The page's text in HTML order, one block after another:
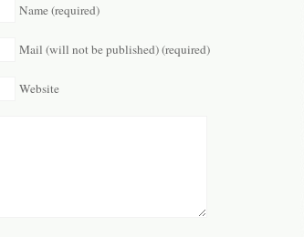
Name (required)
Mail (will not be published) (required)
Website